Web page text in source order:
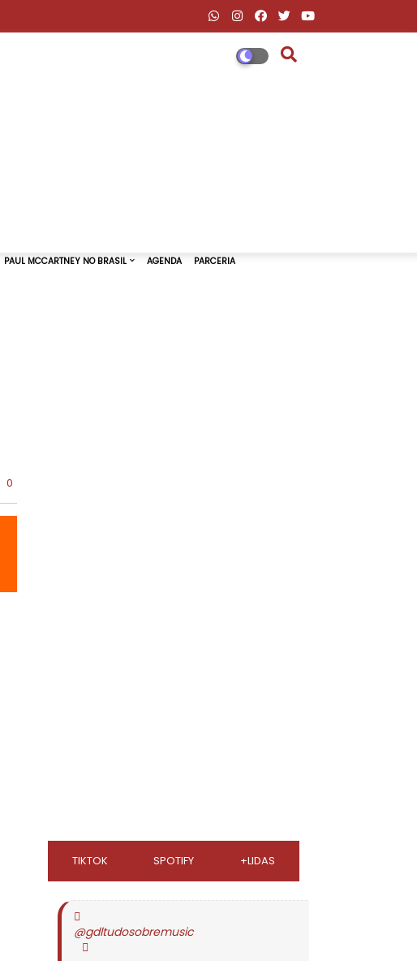
0
TIKTOK SPOTIFY +LIDAS
@gdltudosobremusic